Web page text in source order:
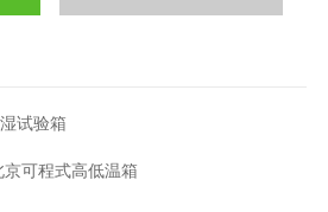
试验箱
可程式高低温箱